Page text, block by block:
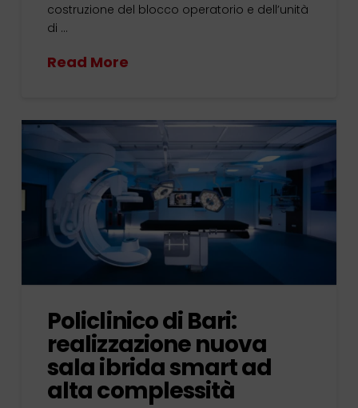
costruzione del blocco operatorio e dell’unità
di …
Read More
Policlinico di Bari:
realizzazione nuova
sala ibrida smart ad
alta complessità